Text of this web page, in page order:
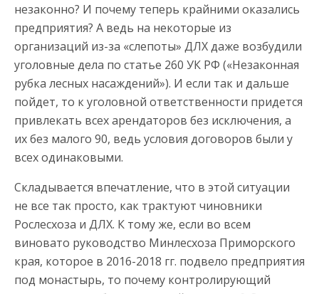
незаконно? И почему теперь крайними оказались
предприятия? А ведь на некоторые из
организаций из-за «слепоты» ДЛХ даже возбудили
уголовные дела по статье 260 УК РФ («Незаконная
рубка лесных насаждений»). И если так и дальше
пойдет, то к уголовной ответственности придется
привлекать всех арендаторов без исключения, а
их без малого 90, ведь условия договоров были у
всех одинаковыми.
Складывается впечатление, что в этой ситуации
не все так просто, как трактуют чиновники
Рослесхоза и ДЛХ. К тому же, если во всем
виновато руководство Минлесхоза Приморского
края, которое в 2016-2018 гг. подвело предприятия
под монастырь, то почему контролирующий